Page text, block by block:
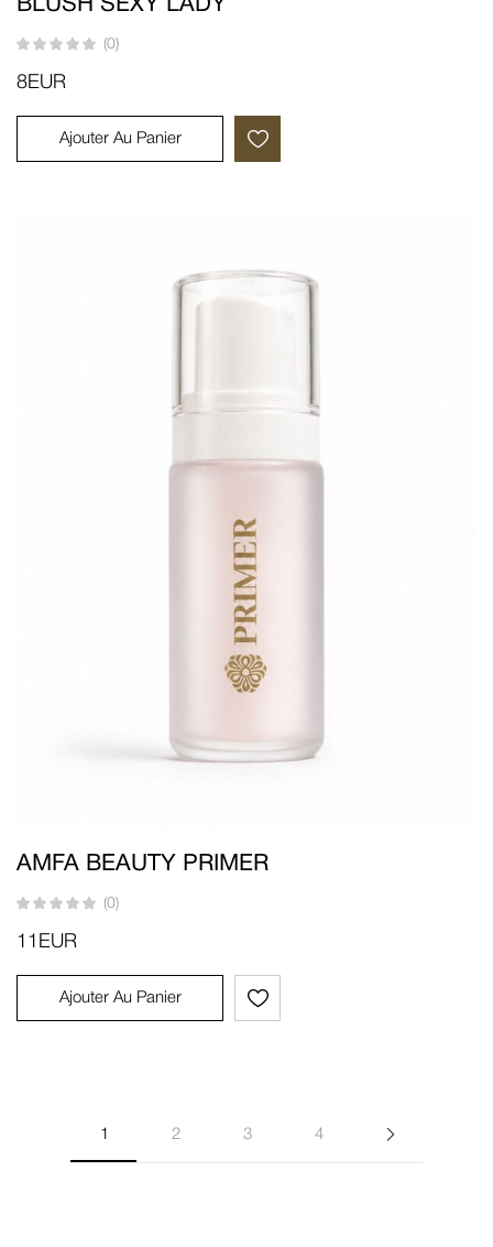
BLUSH SEXY LADY
(0)
8EUR
Ajouter Au Panier
AMFA BEAUTY PRIMER
(0)
11 EUR
Ajouter Au Panier
1 2 3 4